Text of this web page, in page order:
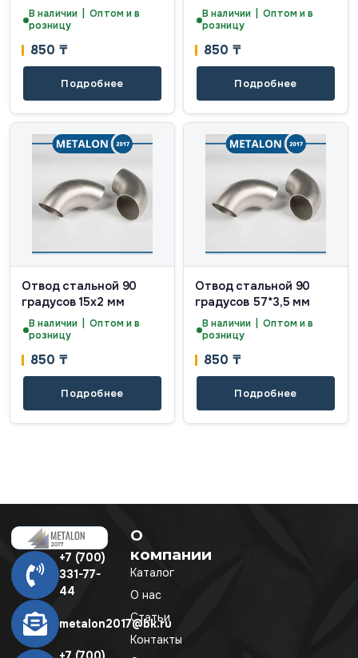
В наличии | Оптом и в
розницу
850 ₸
Подробнее
В наличии | Оптом и в
розницу
850 ₸
Подробнее
Отвод стальной 90
градусов 15х2 мм
В наличии | Оптом и в
розницу
850 ₸
Подробнее
Отвод стальной 90
градусов 57*3,5 мм
В наличии | Оптом и в
розницу
850 ₸
Подробнее
+7 (700)
331-77-
44
metalon2017@bk.ru
О
компании
Каталог
О нас
Статьи
Контакты